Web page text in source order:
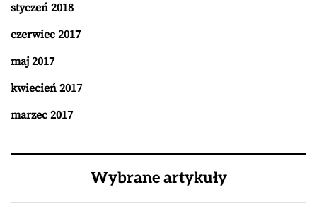
styczeń 2018
czerwiec 2017
maj 2017
kwiecień 2017
marzec 2017
Wybrane artykuły